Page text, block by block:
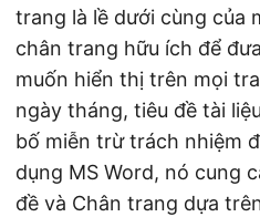
trang là lề dưới cùng của
chân trang hữu ích để
muốn hiển thị trên mọi
ngày tháng, tiêu đề tài
bố miễn trừ trách nhiệm
dụng MS Word, nó cung
đề và Chân trang dựa